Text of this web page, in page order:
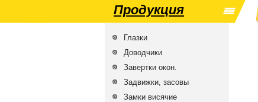
Продукция
Глазки
Доводчики
Завертки окон.
Задвижки, засовы
Замки висячие